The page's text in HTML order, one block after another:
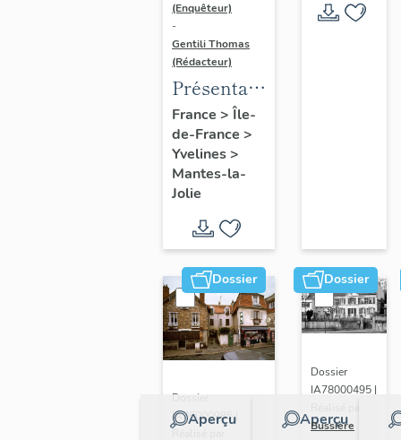
(Enquêteur)
-
Gentili Thomas
(Rédacteur)
Présentation
de l'étude
France > Île-
de-France >
Yvelines>
Mantes-la-
Jolie
Dossier
Aperçu
Dossier
IA78000985 |
Dossier
Aperçu
Dossier
IA78000495 |
Bussière